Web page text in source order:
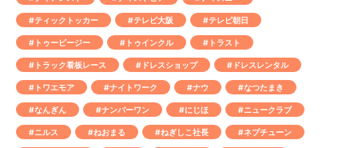
#ティックトッカー #テレビ大阪 #テレビ朝日
#トゥービージー #トゥインクル #トラスト
#トラック看板レース #ドレスショップ #ドレスレンタル
#トワエモア #ナイトワーク #ナウ #なつたまき
#なんぎん #ナンバーワン #にじほ #ニュークラブ
#ニルス #ねおまる #ねぎしこ社長 #ネプチューン